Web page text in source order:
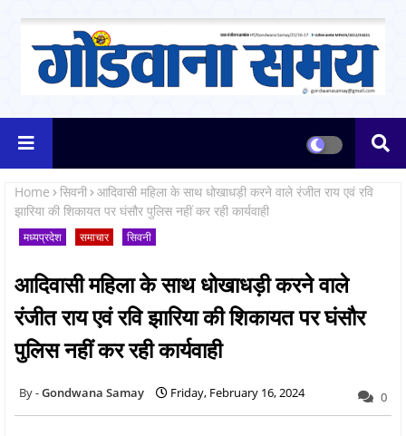
Home सिवनी आदिवासी महिला के साथ धोखाधड़ी करने वाले रंजीत राय एवं रवि
झारिया की शिकायत पर घंसौर पुलिस नहीं कर रही कार्यवाही
मध्यप्रदेश समाचार सिवनी
आदिवासी महिला के साथ धोखाधड़ी करने वाले
रंजीत राय एवं रवि झारिया की शिकायत पर घंसौर
पुलिस नहीं कर रही कार्यवाही
Gondwana Samay Friday, February 16, 2024 0